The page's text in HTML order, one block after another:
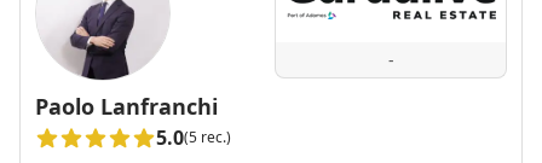
-
Paolo Lanfranchi
5.0(5 rec.)